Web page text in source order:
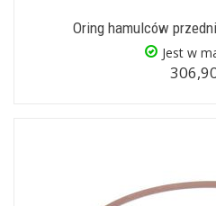
Oring hamulców
Jest w